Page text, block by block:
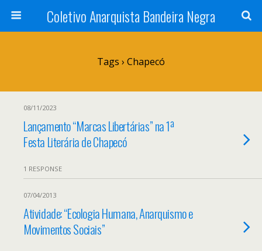
Coletivo Anarquista Bandeira Negra
Tags › Chapecó
08/11/2023
Lançamento “Marcas Libertárias” na 1ª
Festa Literária de Chapecó
1 RESPONSE
07/04/2013
Atividade: “Ecologia Humana, Anarquismo e
Movimentos Sociais”